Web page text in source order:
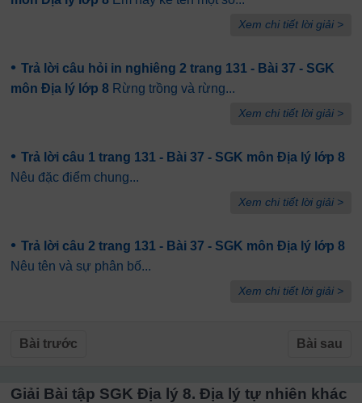
Xem chi tiết lời giải >
• Trả lời câu hỏi in nghiêng 2 trang 131 - Bài 37 - SGK
môn Địa lý lớp 8 Rừng trồng và rừng...
Xem chi tiết lời giải >
• Trả lời câu 1 trang 131 - Bài 37 - SGK môn Địa lý lớp 8
Nêu đặc điểm chung...
Xem chi tiết lời giải >
• Trả lời câu 2 trang 131 - Bài 37 - SGK môn Địa lý lớp 8
Nêu tên và sự phân bố...
Xem chi tiết lời giải >
Bài trước Bài sau
Giải Bài tập SGK Địa lý 8. Địa lý tự nhiên khác